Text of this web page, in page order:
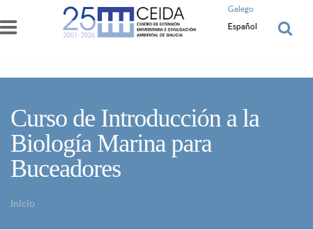
Pasar al contenido principal
Galego
Español
Curso de Introducción a la
Biología Marina para
Buceadores
Inicio